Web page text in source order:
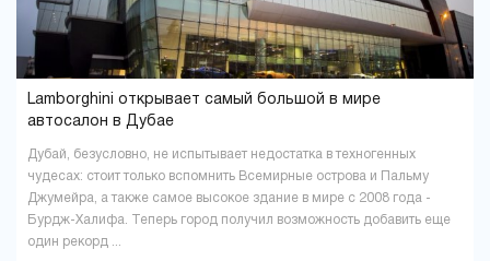
Lamborghini открывает самый большой в мире
автосалон в Дубае
Дубай, безусловно, не испытывает недостатка в техногенных
чудесах: стоит только вспомнить Всемирные острова и Пальму
Джумейра, а также самое высокое здание в мире с 2008 года -
Бурдж-Халифа. Теперь город получил возможность добавить еще
один рекорд ...